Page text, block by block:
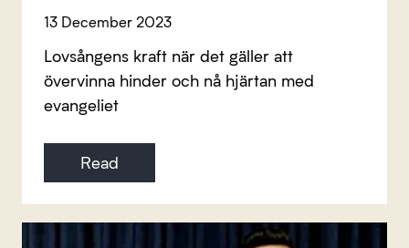
13 December 2023
Lovsångens kraft när det gäller att
övervinna hinder och nå hjärtan med
evangeliet
Read